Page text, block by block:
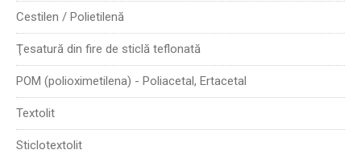
Cestilen / Polietilenă
Ţesatură din fire de sticlă teflonată
POM (polioximetilena) - Poliacetal, Ertacetal
Textolit
Sticlotextolit